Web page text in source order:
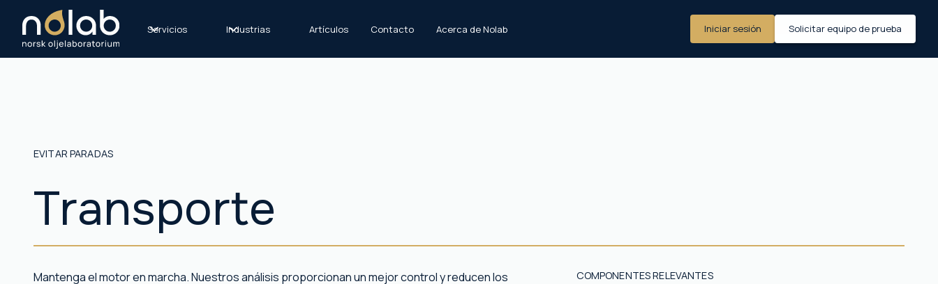
Servicios Industrias Artículos Contacto Acerca de Nolab Iniciar sesión Solicitar equipo de prueba
EVITAR PARADAS
Transporte
Mantenga el motor en marcha. Nuestros análisis proporcionan un mejor control y reducen los
COMPONENTES RELEVANTES